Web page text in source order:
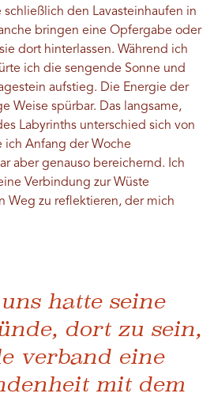
schließlich den Lavasteinhaufen in
bringen eine Opfergabe oder
dort hinterlassen. Während ich
ich die sengende Sonne und
aufstieg. Die Energie der
Weise spürbar. Das langsame,
Labyrinths unterschied sich von
ich Anfang der Woche
aber genauso bereichernd. Ich
Verbindung zur Wüste
Weg zu reflektieren, der mich
hatte seine
dort zu sein,
verband eine
mit dem